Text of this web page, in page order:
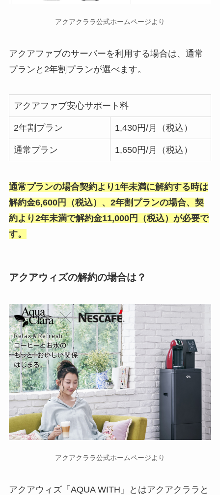
アクアクララ公式ホームページより
アクアファブのサーバーを利用する場合は、通常
プランと2年割プランが選べます。
アクアファブ安心サポート料
2年割プラン 1,430円/月（税込）
通常プラン 1,650円/月（税込）
通常プランの場合契約より1年未満に解約する時は
解約金6,600円（税込）、2年割プランの場合、契
約より2年未満で解約金11,000円（税込）が必要で
す。
アクアウィズの解約の場合は？
アクアクララ公式ホームページより
アクアウィズ「AQUA WITH」とはアクアクララと